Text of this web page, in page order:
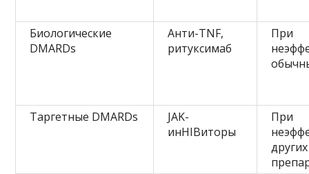
Биологические
DMARDs
Анти-TNF,
ритуксимаб
При
Таргетные DMARDs
JAK-
инHIBиторы
При
других